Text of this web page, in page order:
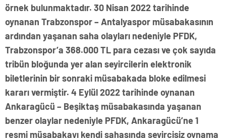
örnek bulunmaktadır. 30 Nisan 2022 tarihinde
oynanan Trabzonspor – Antalyaspor müsabakasının
ardından yaşanan saha olayları nedeniyle PFDK,
Trabzonspor’a 368.000 TL para cezası ve çok sayıda
tribün bloğunda yer alan seyircilerin elektronik
biletlerinin bir sonraki müsabakada bloke edilmesi
kararı vermiştir. 4 Eylül 2022 tarihinde oynanan
Ankaragücü – Beşiktaş müsabakasında yaşanan
benzer olaylar nedeniyle PFDK, Ankaragücü’ne 1
resmi müsabakayı kendi sahasında seyircisiz oynama